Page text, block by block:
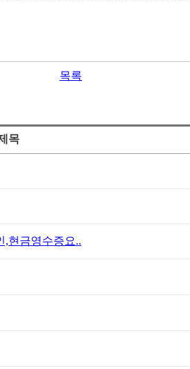
목록
목
,현금영수증요..